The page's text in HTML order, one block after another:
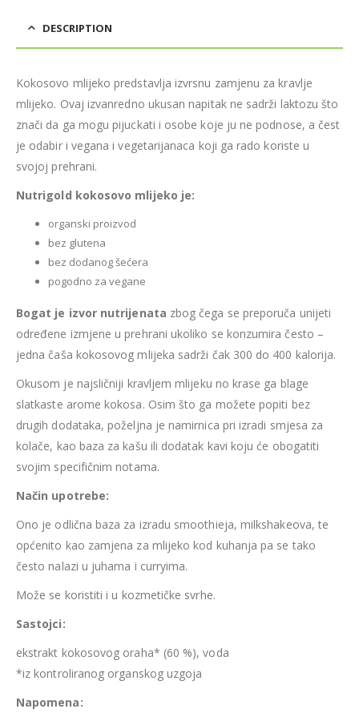
DESCRIPTION
Kokosovo mlijeko predstavlja izvrsnu zamjenu za kravlje
mlijeko. Ovaj izvanredno ukusan napitak ne sadrži laktozu što
znači da ga mogu pijuckati i osobe koje ju ne podnose, a čest
je odabir i vegana i vegetarijanaca koji ga rado koriste u
svojoj prehrani.
Nutrigold kokosovo mlijeko je:
organski proizvod
bez glutena
bez dodanog šećera
pogodno za vegane
Bogat je izvor nutrijenata zbog čega se preporuča unijeti
određene izmjene u prehrani ukoliko se konzumira često –
jedna čaša kokosovog mlijeka sadrži čak 300 do 400 kalorija.
Okusom je najsličniji kravljem mlijeku no krase ga blage
slatkaste arome kokosa. Osim što ga možete popiti bez
drugih dodataka, poželjna je namirnica pri izradi smjesa za
kolače, kao baza za kašu ili dodatak kavi koju će obogatiti
svojim specifičnim notama.
Način upotrebe:
Ono je odlična baza za izradu smoothieja, milkshakeova, te
općenito kao zamjena za mlijeko kod kuhanja pa se tako
često nalazi u juhama i curryima.
Može se koristiti i u kozmetičke svrhe.
Sastojci:
ekstrakt kokosovog oraha* (60 %), voda
*iz kontroliranog organskog uzgoja
Napomena: